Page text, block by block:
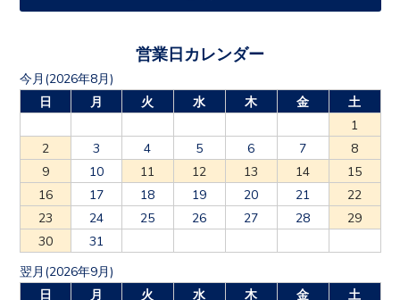
営業日カレンダー
今月(2026年8月)
日
月 火 水 木 金
土
1
2
3 4 5 6 7
8
9
10 11 12 13 14
15
16
17 18 19 20 21
22
23
24 25 26 27 28
29
30
31
翌月(2026年9月)
日
月 火 水 木 金
土